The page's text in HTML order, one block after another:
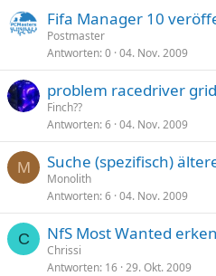
Fifa Manager 10
Postmaster
Antworten 0 04. Nov. 2009
problem racedriver grid
Finch??
Antworten 6 04. Nov. 2009
M Suche (spezifisch)
Monolith
Antworten 6 04. Nov. 2009
C NfS Most Wanted
Chrissi
Antworten 16 29. Okt. 2009